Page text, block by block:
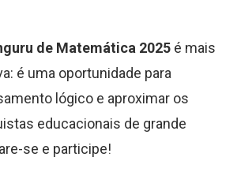
de Matemática 2025 é mais
é uma oportunidade para
lógico e aproximar os
educacionais de grande
se e participe!